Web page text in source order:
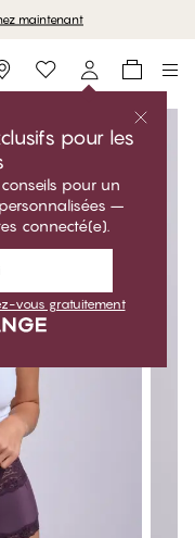
maintenant
Storefinder
pour les
pour un
–
connecté(e).
vous gratuitement